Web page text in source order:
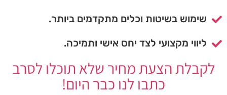
שימוש בשיטות וכלים מתקדמים ביותר.
ליווי מקצועי לצד יחס אישי ותמיכה.
לקבלת הצעת מחיר שלא תוכלו לסרב
כתבו לנו כבר היום!